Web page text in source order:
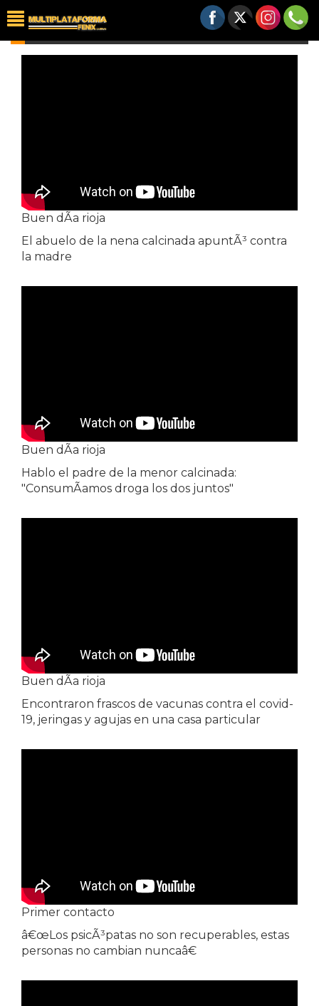
VIDEOS
Buen dÃ­a rioja
El abuelo de la nena calcinada apuntÃ³ contra
la madre
Buen dÃ­a rioja
Hablo el padre de la menor calcinada:
"ConsumÃ­amos droga los dos juntos"
Buen dÃ­a rioja
Encontraron frascos de vacunas contra el covid-
19, jeringas y agujas en una casa particular
Primer contacto
â€œLos psicÃ³patas no son recuperables, estas
personas no cambian nuncaâ€